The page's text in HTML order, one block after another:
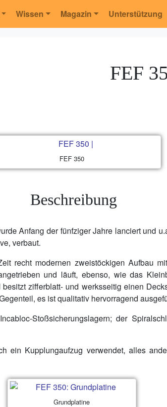
Wissen Magazin Unterstützung
FEF
FEF 350
Beschreibung
Anfang der fünfziger Jahre lanciert und
verbaut.
recht modernen zweistöckigen Aufbau
und läuft, ebenso, wie das
zifferblatt- und werksseitig einen
es ist qualitativ hervorragend
Stoßsicherungslagern; der
ein Kupplungaufzug verwendet, alles
Grundplatine